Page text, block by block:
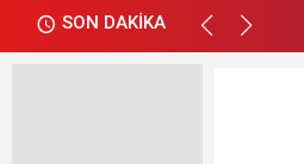
SON DAKİKA